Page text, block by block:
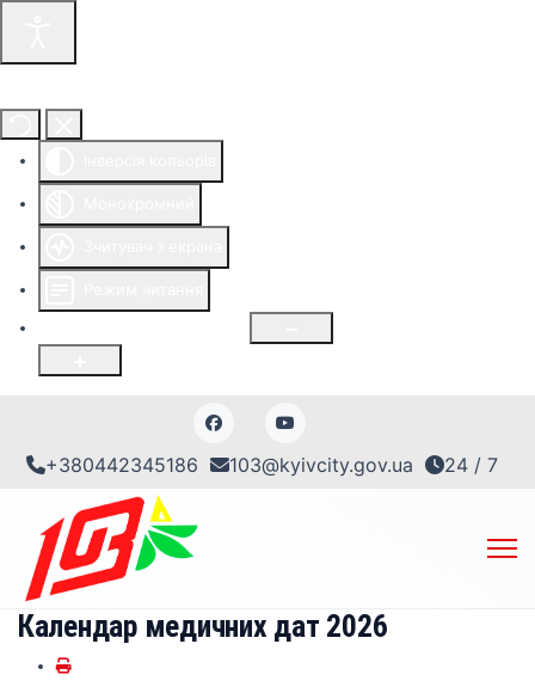
+380442345186 103@kyivcity.gov.ua 24 / 7
Календар медичних дат 2026